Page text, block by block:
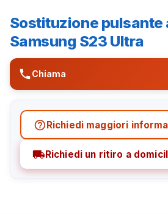
Sostituzione pulsante
Samsung S23 Ultra
phoneChiama
help_outlineRichiedi maggiori
local_shippingRichiedi un ritiro a